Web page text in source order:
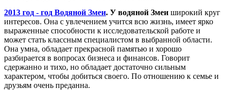
2013 год - год Водяной Змеи. У водяной Змеи широкий круг
интересов. Она с увлечением учится всю жизнь, имеет ярко
выраженные способности к исследовательской работе и
может стать классным специалистом в выбранной области.
Она умна, обладает прекрасной памятью и хорошо
разбирается в вопросах бизнеса и финансов. Говорит
сдержанно и тихо, но обладает достаточно сильным
характером, чтобы добиться своего. По отношению к семье и
друзьям очень преданна.